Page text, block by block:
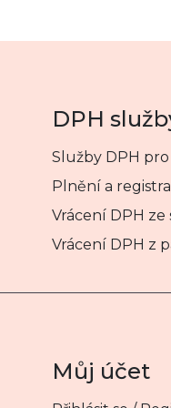
DPH
Služby DPH
Plnění a
Vrácení DPH
Vrácení DPH z
Můj účet